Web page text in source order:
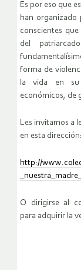
Es por eso que
han organizado
conscientes
del
forma de
la vida en su
económicos, de
Les invitamos a
en esta dirección:
http://
O dirigirse al
para adquirir la